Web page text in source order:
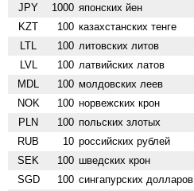
JPY 1000 японских йен
KZT 100 казахстанских тенге
LTL 100 литовских литов
LVL 100 латвийских латов
MDL 100 молдовских леев
NOK 100 норвежских крон
PLN 100 польских злотых
RUB 10 российских рублей
SEK 100 шведских крон
SGD 100 сингапурских долларов